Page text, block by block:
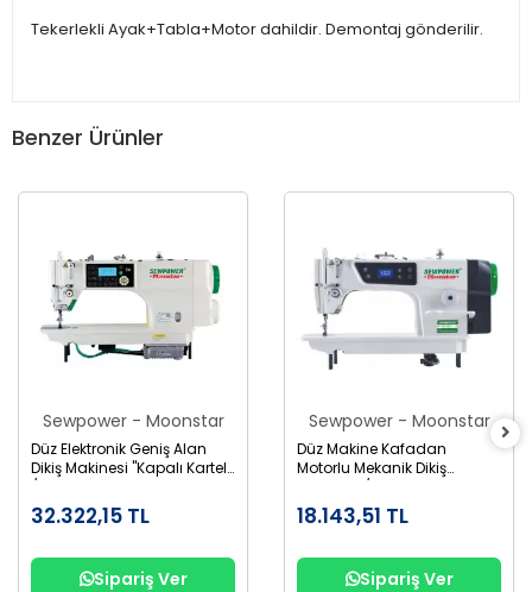
Tekerlekli Ayak+Tabla+Motor dahildir. Demontaj gönderilir.
Benzer Ürünler
Sewpower - Moonstar
Düz Elektronik Geniş Alan
Dikiş Makinesi "Kapalı Kartel"
/ SP-S6
32.322,15 TL
Sipariş Ver
Sewpower - Moonstar
Düz Makine Kafadan
Motorlu Mekanik Dikiş
Makinesi / SP-180
18.143,51 TL
Sipariş Ver